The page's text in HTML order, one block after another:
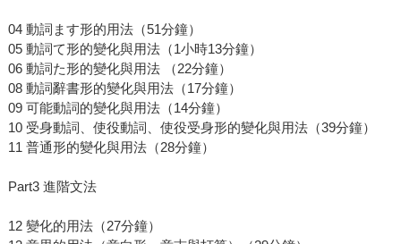
04 動詞ます形的用法（51分鐘）
05 動詞て形的變化與用法（1小時13分鐘）
06 動詞た形的變化與用法 （22分鐘）
08 動詞辭書形的變化與用法（17分鐘）
09 可能動詞的變化與用法（14分鐘）
10 受身動詞、使役動詞、使役受身形的變化與用法（39分鐘）
11 普通形的變化與用法（28分鐘）
Part3 進階文法
12 變化的用法（27分鐘）